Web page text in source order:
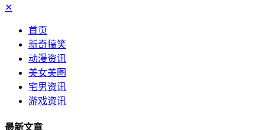
✕
首页
新奇搞笑
动漫资讯
美女美图
宅男资讯
游戏资讯
最新文章